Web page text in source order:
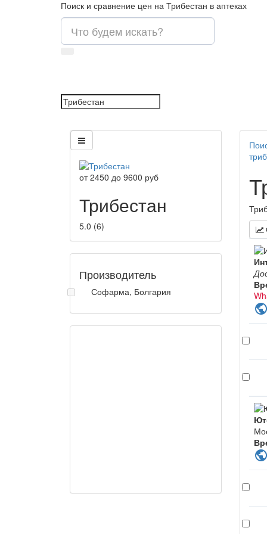
Поиск и сравнение цен на Трибестан в аптеках
от2450 до 9600 руб
Трибестан
5.0 (6)
Производитель
Софарма, Болгария
public
public